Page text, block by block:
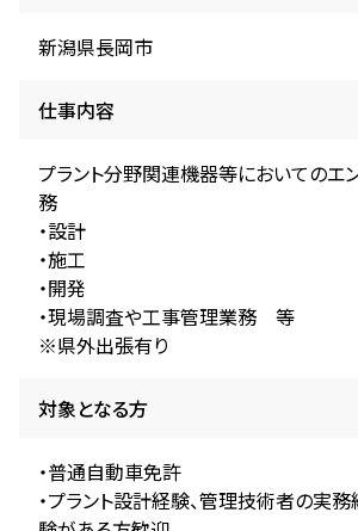
新潟県長岡市
仕事内容
プラント分野関連機器等においてのエ
務
・設計
・施工
・開発
・現場調査や工事管理業務 等
※県外出張有り
対象となる方
・普通自動車免許
・プラント設計経験、管理技術者の実